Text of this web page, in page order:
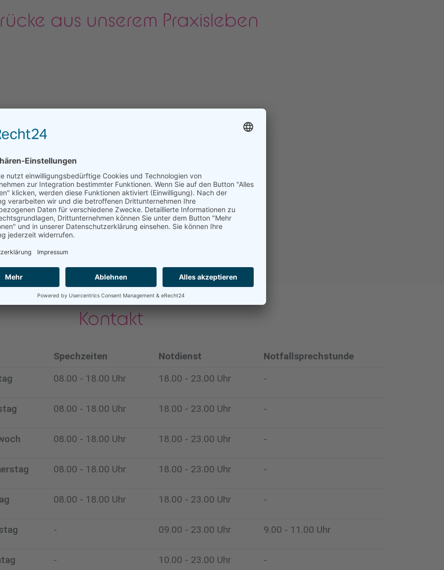
aus unserem Praxisleben
Kontakt
Spechzeiten Notdienst
Notfallsprechstunde
08.00 - 18.00 Uhr 18.00 - 23.00 Uhr -
08.00 - 18.00 Uhr 18.00 - 23.00 Uhr -
08.00 - 18.00 Uhr 18.00 - 23.00 Uhr -
08.00 - 18.00 Uhr 18.00 - 23.00 Uhr -
08.00 - 18.00 Uhr 18.00 - 23.00 Uhr -
- 09.00 - 23.00 Uhr 9.00 - 11.00 Uhr
- 10.00 - 23.00 Uhr -